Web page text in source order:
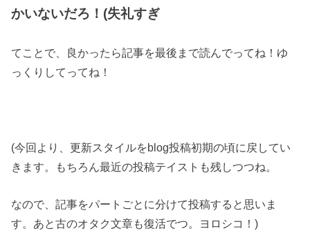
かいないだろ！(失礼すぎ
てことで、良かったら記事を最後まで読んでってね！ゆ
っくりしてってね！
(今回より、更新スタイルをblog投稿初期の頃に戻してい
きます。もちろん最近の投稿テイストも残しつつね。
なので、記事をパートごとに分けて投稿すると思いま
す。あと古のオタク文章も復活でつ。ヨロシコ！)